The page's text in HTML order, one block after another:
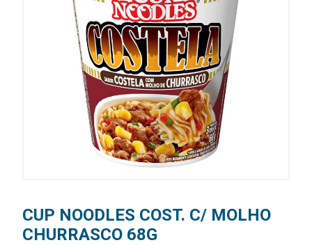
CUP NOODLES COST. C/ MOLHO
CHURRASCO 68G